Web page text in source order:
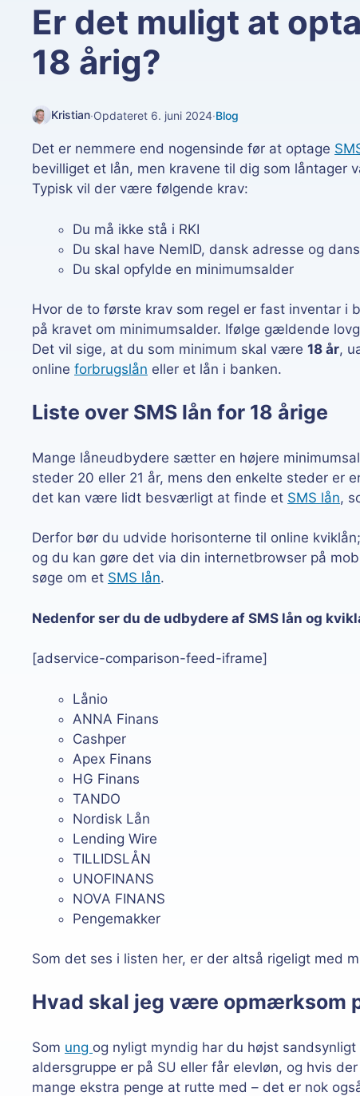
Er det muligt at
18 årig?
Kristian·Opdateret 6. juni 2024·Blog
Det er nemmere end nogensinde før at optage
bevilliget et lån, men kravene til dig som låntager
Typisk vil der være følgende krav:
Du må ikke stå i RKI
Du skal have NemID, dansk adresse og
Du skal opfylde en minimumsalder
Hvor de to første krav som regel er fast inventar i
på kravet om minimumsalder. Ifølge gældende
Det vil sige, at du som minimum skal være 18 år,
online forbrugslån eller et lån i banken.
Liste over SMS lån for 18 årige
Mange låneudbydere sætter en højere
steder 20 eller 21 år, mens den enkelte steder er
det kan være lidt besværligt at finde et SMS lån,
Derfor bør du udvide horisonterne til online
og du kan gøre det via din internetbrowser på
søge om et SMS lån.
Nedenfor ser du de udbydere af SMS lån og
[adservice-comparison-feed-iframe]
Lånio
ANNA Finans
Cashper
Apex Finans
HG Finans
TANDO
Nordisk Lån
Lending Wire
TILLIDSLÅN
UNOFINANS
NOVA FINANS
Pengemakker
Som det ses i listen her, er der altså rigeligt med
Hvad skal jeg være opmærksom
Som ung og nyligt myndig har du højst
aldersgruppe er på SU eller får elevløn, og hvis
mange ekstra penge at rutte med – det er nok